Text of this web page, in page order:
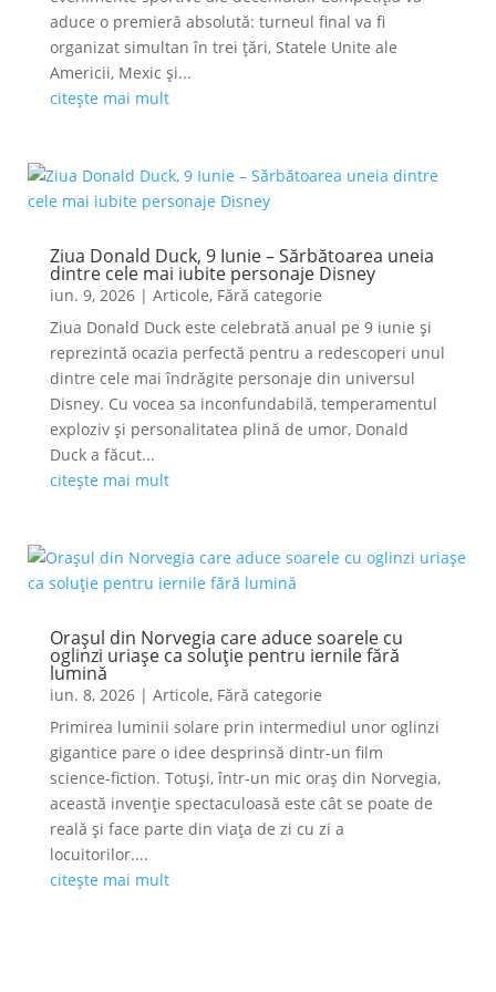
aduce o premieră absolută: turneul final va fi
organizat simultan în trei țări, Statele Unite ale
Americii, Mexic și...
citește mai mult
Ziua Donald Duck, 9 Iunie – Sărbătoarea uneia
dintre cele mai iubite personaje Disney
iun. 9, 2026| Articole, Fără categorie
Ziua Donald Duck este celebrată anual pe 9 iunie și
reprezintă ocazia perfectă pentru a redescoperi unul
dintre cele mai îndrăgite personaje din universul
Disney. Cu vocea sa inconfundabilă, temperamentul
exploziv și personalitatea plină de umor, Donald
Duck a făcut...
citește mai mult
Orașul din Norvegia care aduce soarele cu
oglinzi uriașe ca soluție pentru iernile fără
lumină
iun. 8, 2026| Articole, Fără categorie
Primirea luminii solare prin intermediul unor oglinzi
gigantice pare o idee desprinsă dintr-un film
science-fiction. Totuși, într-un mic oraș din Norvegia,
această invenție spectaculoasă este cât se poate de
reală și face parte din viața de zi cu zi a
locuitorilor....
citește mai mult